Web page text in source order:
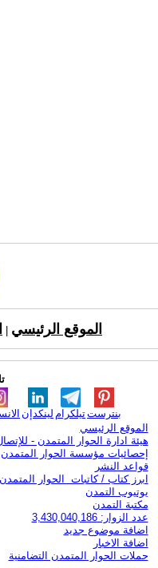
الموقع الرئيسي
لينكدإن تيلكرامبنترست
الموقع الرئيسي
هيئة ادارة الحوار المتمدن -
إحصائيات مؤسسة الحوار المتمدن
قواعد النشر
ابرز كتاب / كاتبات الحوار المتمدن
يوتيوب التمدن
مكتبة التمدن
عدد الزوار: 3,430,040,186
اضافة موضوع جديد
اضافة الاخبار
حملات الحوار المتمدن التضامنية